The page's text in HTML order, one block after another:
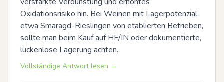
Oxidationsrisiko hin. Bei Weinen mit Lagerpotenzial,
etwa Smaragd-Rieslingen von etablierten Betrieben,
sollte man beim Kauf auf HF/IN oder dokumentierte,
lückenlose Lagerung achten.
Vollständige Antwort lesen →